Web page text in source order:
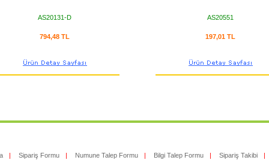
AS20131-D
794,48 TL
AS20551
197,01 TL
| Sipariş Formu | Numune Talep Formu | Bilgi Talep Formu | Sipariş Takibi |